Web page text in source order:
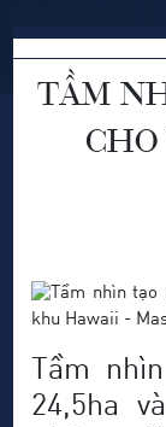
TẦM
Tầm
24,5ha